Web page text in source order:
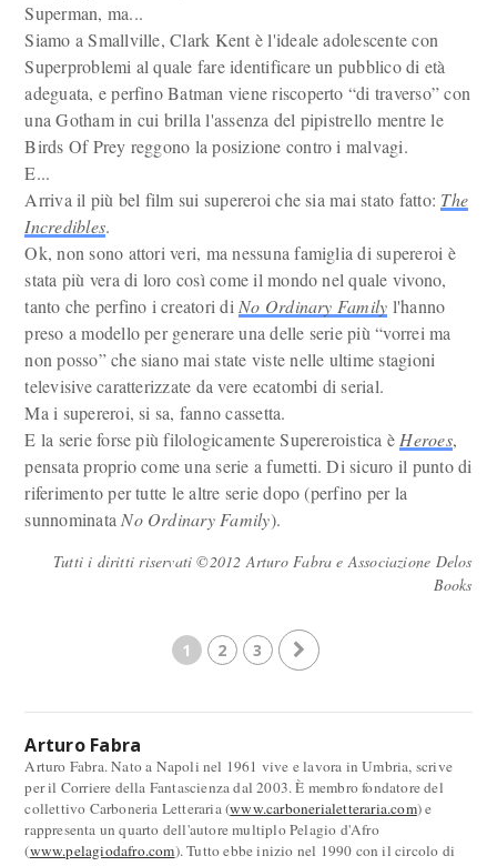
Superman, ma...
Siamo a Smallville, Clark Kent è l'ideale adolescente con
Superproblemi al quale fare identificare un pubblico di età
adeguata, e perfino Batman viene riscoperto “di traverso” con
una Gotham in cui brilla l'assenza del pipistrello mentre le
Birds Of Prey reggono la posizione contro i malvagi.
E...
Arriva il più bel film sui supereroi che sia mai stato fatto: The
Incredibles.
Ok, non sono attori veri, ma nessuna famiglia di supereroi è
stata più vera di loro così come il mondo nel quale vivono,
tanto che perfino i creatori di No Ordinary Family l'hanno
preso a modello per generare una delle serie più “vorrei ma
non posso” che siano mai state viste nelle ultime stagioni
televisive caratterizzate da vere ecatombi di serial.
Ma i supereroi, si sa, fanno cassetta.
E la serie forse più filologicamente Supereroistica è Heroes,
pensata proprio come una serie a fumetti. Di sicuro il punto di
riferimento per tutte le altre serie dopo (perfino per la
sunnominata No Ordinary Family).
Tutti i diritti riservati ©2012 Arturo Fabra e Associazione Delos
Books
1 2 3
Arturo Fabra
Arturo Fabra. Nato a Napoli nel 1961 vive e lavora in Umbria, scrive
per il Corriere della Fantascienza dal 2003. È membro fondatore del
collettivo Carboneria Letteraria (www.carbonerialetteraria.com) e
rappresenta un quarto dell'autore multiplo Pelagio d'Afro
(www.pelagiodafro.com). Tutto ebbe inizio nel 1990 con il circolo di